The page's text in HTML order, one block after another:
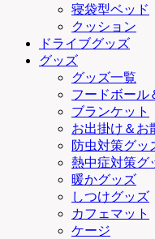
寝袋型ベッド
クッション
ドライブグッズ
グッズ
グッズ一覧
フードボール
ブランケット
お出掛け＆お
防虫対策グッ
熱中症対策グ
暖かグッズ
しつけグッズ
カフェマット
ケージ